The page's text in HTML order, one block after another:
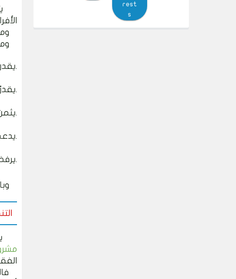
يقدر باحترام جهود تمكين المرأة.
يقدرّ أهمية دور المعلم في التنمية.
يثمن دور الحكومة في تنظيم العمالة الوافدة.
يدعم فكرة المشاركة في الاحزاب السياسية.
يرفض فكرة استغلال المناصب العليا.
rest
s